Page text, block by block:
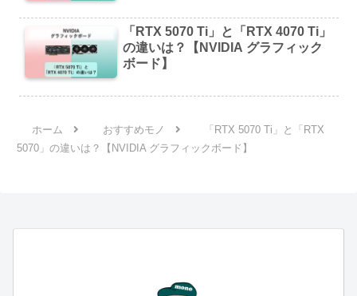
「RTX 5070 Ti」と「RTX 4070 Ti」
の違いは？【NVIDIA グラフィック
ボード】
ホーム おすすめモノ
「RTX 5070 Ti」と「RTX
5070」の違いは？【NVIDIA グラフィックボード】